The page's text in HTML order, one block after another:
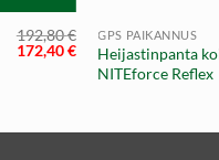
192,80€
Alkuperäinen
hinta
172,40€Nykyinen
hinta
GPS PAIKANNUS
Heijastinpanta
NITEforce Reflex